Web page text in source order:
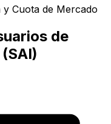
y Cuota de Mercado
de